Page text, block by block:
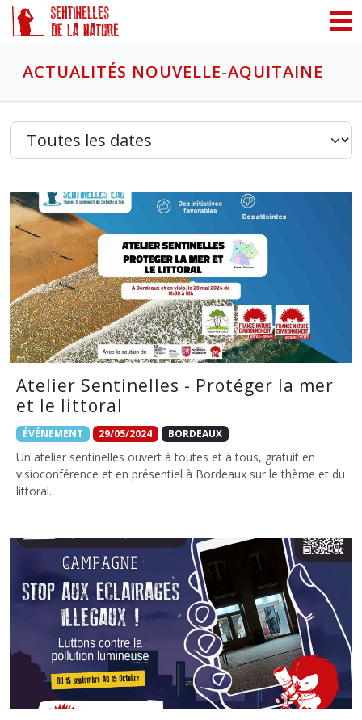
ACTUALITÉS NOUVELLE-AQUITAINE
Atelier Sentinelles - Protéger la mer
et le littoral
ÉVÉNEMENT 29/05/2024 BORDEAUX
Un atelier sentinelles ouvert à toutes et à tous, gratuit en
visioconférence et en présentiel à Bordeaux sur le thème et du
littoral.
Panneau de gestion des cookies